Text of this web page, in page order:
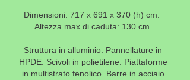
Dimensioni: 717 x 691 x 370 (h) cm.
Altezza max di caduta: 130 cm.
Struttura in alluminio. Pannellature in
HPDE. Scivoli in polietilene. Piattaforme
in multistrato fenolico. Barre in acciaio